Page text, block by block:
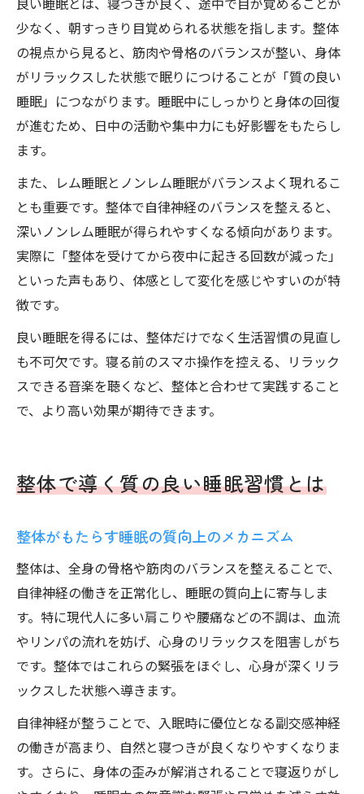
少なく、朝すっきり目覚められる状態を指します。整体
の視点から見ると、筋肉や骨格のバランスが整い、身体
がリラックスした状態で眠りにつけることが「質の良い
睡眠」につながります。睡眠中にしっかりと身体の回復
が進むため、日中の活動や集中力にも好影響をもたらし
ます。
また、レム睡眠とノンレム睡眠がバランスよく現れるこ
とも重要です。整体で自律神経のバランスを整えると、
深いノンレム睡眠が得られやすくなる傾向があります。
実際に「整体を受けてから夜中に起きる回数が減った」
といった声もあり、体感として変化を感じやすいのが特
徴です。
良い睡眠を得るには、整体だけでなく生活習慣の見直し
も不可欠です。寝る前のスマホ操作を控える、リラック
スできる音楽を聴くなど、整体と合わせて実践すること
で、より高い効果が期待できます。
整体で導く質の良い睡眠習慣とは
整体がもたらす睡眠の質向上のメカニズム
整体は、全身の骨格や筋肉のバランスを整えることで、
自律神経の働きを正常化し、睡眠の質向上に寄与しま
す。特に現代人に多い肩こりや腰痛などの不調は、血流
やリンパの流れを妨げ、心身のリラックスを阻害しがち
です。整体ではこれらの緊張をほぐし、心身が深くリラ
ックスした状態へ導きます。
自律神経が整うことで、入眠時に優位となる副交感神経
の働きが高まり、自然と寝つきが良くなりやすくなりま
す。さらに、身体の歪みが解消されることで寝返りがし